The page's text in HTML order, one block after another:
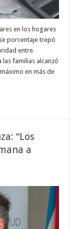
en los hogares
porcentaje trepó
entre
familias alcanzó
en más de
“Los
a